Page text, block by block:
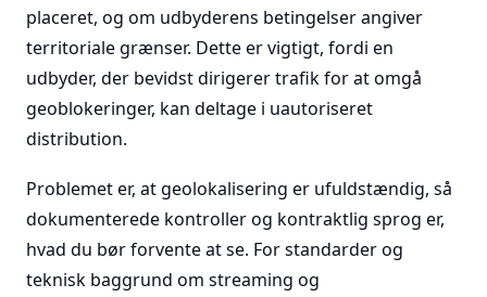
placeret, og om udbyderens betingelser angiver
territoriale grænser. Dette er vigtigt, fordi en
udbyder, der bevidst dirigerer trafik for at omgå
geoblokeringer, kan deltage i uautoriseret
distribution.
Problemet er, at geolokalisering er ufuldstændig, så
dokumenterede kontroller og kontraktlig sprog er,
hvad du bør forvente at se. For standarder og
teknisk baggrund om streaming og